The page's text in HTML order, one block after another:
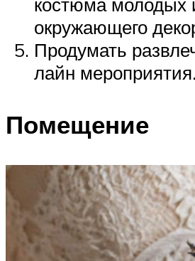
окружающего
Продумать
лайн мероприятия.
Помещение